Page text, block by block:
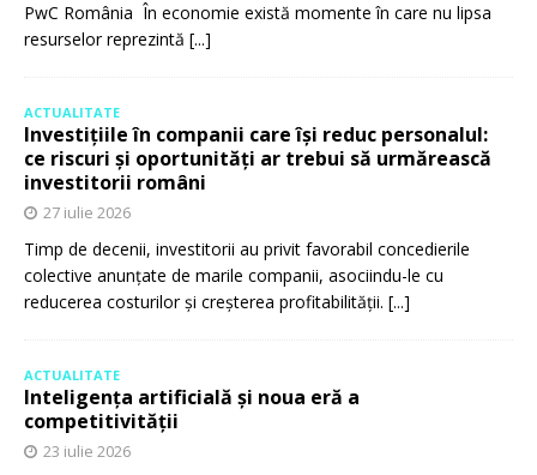
PwC România În economie există momente în care nu lipsa
resurselor reprezintă [...]
ACTUALITATE
Investițiile în companii care își reduc personalul:
ce riscuri și oportunități ar trebui să urmărească
investitorii români
27 iulie 2026
Timp de decenii, investitorii au privit favorabil concedierile
colective anunțate de marile companii, asociindu-le cu
reducerea costurilor și creșterea profitabilității. [...]
ACTUALITATE
Inteligența artificială și noua eră a
competitivității
23 iulie 2026